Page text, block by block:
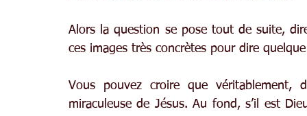
Alors la question se pose tout de suite,
ces images très concrètes pour dire
Vous pouvez croire que véritablement,
miraculeuse de Jésus. Au fond, s’il est